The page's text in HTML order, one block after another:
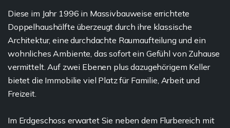
Diese im Jahr 1996 in Massivbauweise errichtete
Doppelhaushälfte überzeugt durch ihre klassische
Architektur, eine durchdachte Raumaufteilung und ein
wohnliches Ambiente, das sofort ein Gefühl von Zuhause
vermittelt. Auf zwei Ebenen plus dazugehörigem Keller
bietet die Immobilie viel Platz für Familie, Arbeit und
Freizeit.
Im Erdgeschoss erwartet Sie neben dem Flurbereich mit